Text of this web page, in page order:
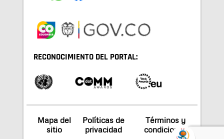
RECONOCIMIENTO DEL PORTAL:
Mapa del
sitio
Políticas de
privacidad
Términos y
condiciones